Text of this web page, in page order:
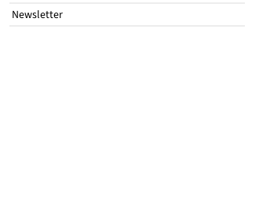
Newsletter